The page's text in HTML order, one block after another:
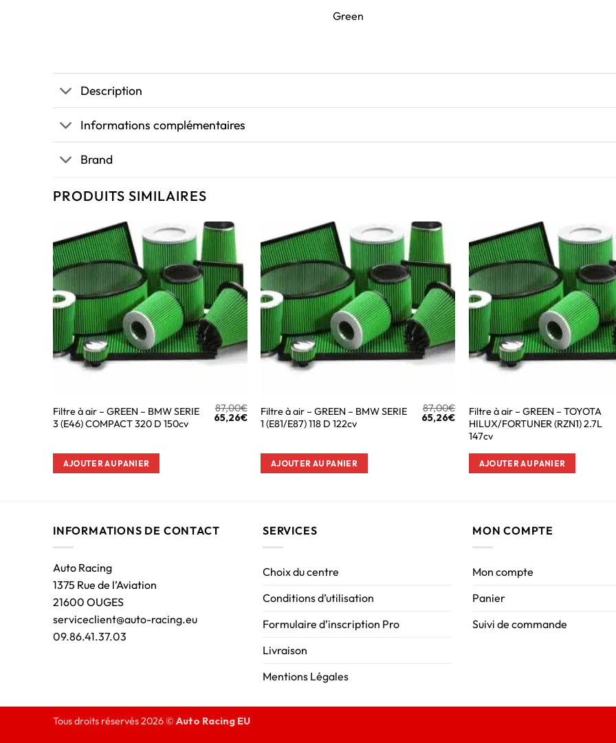
Green
Description
Informations complémentaires
Brand
PRODUITS SIMILAIRES
Filtre à air – GREEN – BMW SERIE
3 (E46) COMPACT 320 D 150cv
87,00€
65,26€
AJOUTER AU PANIER
Filtre à air – GREEN – BMW SERIE
1 (E81/E87) 118 D 122cv
87,00€
65,26€
AJOUTER AU PANIER
Filtre à air – GREEN – TOYOTA
HILUX/FORTUNER (RZN1) 2.7L
147cv
AJOUTER AU PANIER
INFORMATIONS DE CONTACT
Auto Racing
1375 Rue de l’Aviation
21600 OUGES
serviceclient@auto-racing.eu
09.86.41.37.03
SERVICES
Choix du centre
Conditions d’utilisation
Formulaire d’inscription Pro
Livraison
Mentions Légales
MON COMPTE
Mon compte
Panier
Suivi de commande
Tous droits réservés 2026 © Auto Racing EU